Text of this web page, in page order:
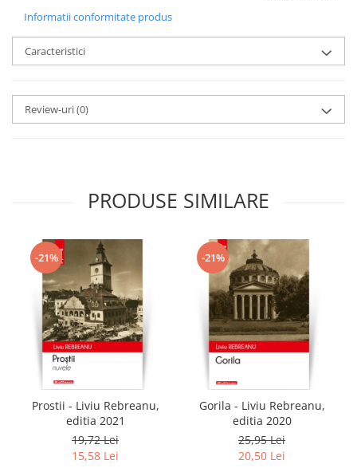
Informatii conformitate produs
Caracteristici
Review-uri(0)
PRODUSE SIMILARE
-21%
Prostii - Liviu Rebreanu,
editia 2021
19,72 Lei
15,58 Lei
-21%
Gorila - Liviu Rebreanu,
editia 2020
25,95 Lei
20,50 Lei